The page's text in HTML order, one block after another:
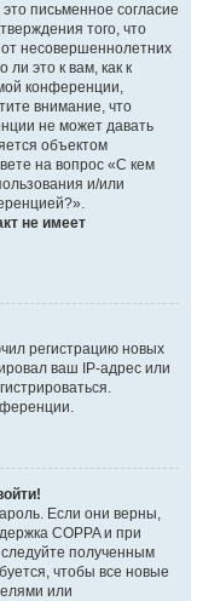
письменное согласие
того, что
несовершеннолетних
это к вам, как к
конференции,
внимание, что
не может давать
объектом
на вопрос «С кем
и/или
не имеет
регистрацию новых
ваш IP-адрес или
Если они верны,
COPPA и при
полученным
чтобы все новые
или